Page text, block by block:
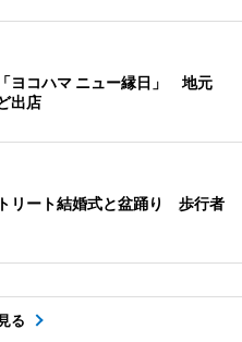
ヨコハマ ニュー縁日」 地元
出店
リート結婚式と盆踊り 歩行者
る